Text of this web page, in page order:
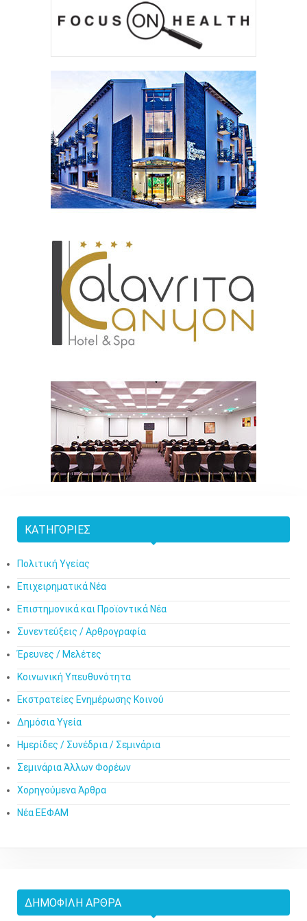
ΚΑΤΗΓΟΡΊΕΣ
Πολιτική Υγείας
Επιχειρηματικά Νέα
Επιστημονικά και Προϊοντικά Νέα
Συνεντεύξεις / Αρθρογραφία
Έρευνες / Μελέτες
Κοινωνική Υπευθυνότητα
Εκστρατείες Ενημέρωσης Κοινού
Δημόσια Υγεία
Ημερίδες / Συνέδρια / Σεμινάρια
Σεμινάρια Άλλων Φορέων
Χορηγούμενα Άρθρα
Νέα ΕΕΦΑΜ
ΔΗΜΟΦΙΛΉ ΆΡΘΡΑ